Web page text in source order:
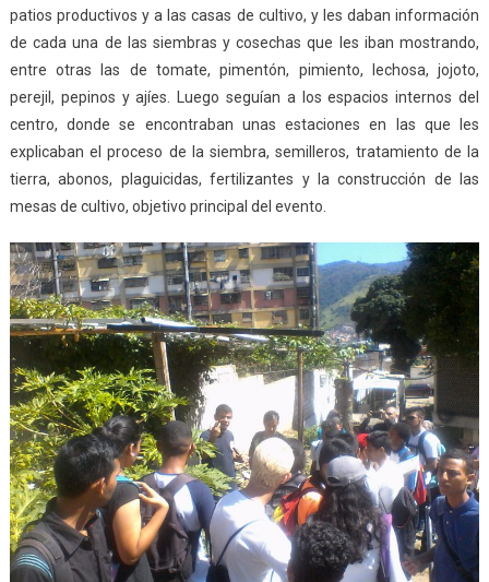
patios productivos y a las casas de cultivo, y les daban información
de cada una de las siembras y cosechas que les iban mostrando,
entre otras las de tomate, pimentón, pimiento, lechosa, jojoto,
perejil, pepinos y ajíes. Luego seguían a los espacios internos del
centro, donde se encontraban unas estaciones en las que les
explicaban el proceso de la siembra, semilleros, tratamiento de la
tierra, abonos, plaguicidas, fertilizantes y la construcción de las
mesas de cultivo, objetivo principal del evento.